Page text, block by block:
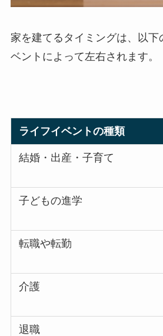
家を建てるタイミングは、以下
ベントによって左右されます。
ライフイベントの種類
結婚・出産・子育て
子どもの進学
転職や転勤
介護
退職